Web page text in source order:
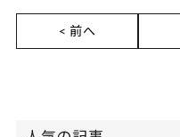
< 前へ